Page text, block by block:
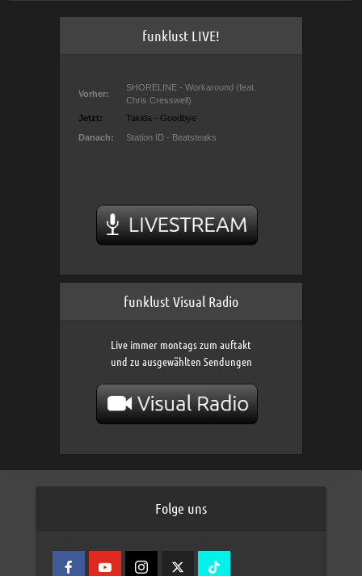
funklust LIVE!
funklust Visual Radio
Live immer montags zum auftakt
und zu ausgewählten Sendungen
Folge uns